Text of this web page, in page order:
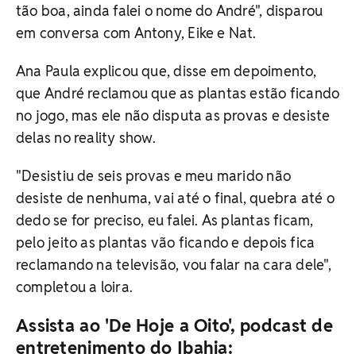
tão boa, ainda falei o nome do André", disparou
em conversa com Antony, Eike e Nat.
Ana Paula explicou que, disse em depoimento,
que André reclamou que as plantas estão ficando
no jogo, mas ele não disputa as provas e desiste
delas no reality show.
"Desistiu de seis provas e meu marido não
desiste de nenhuma, vai até o final, quebra até o
dedo se for preciso, eu falei. As plantas ficam,
pelo jeito as plantas vão ficando e depois fica
reclamando na televisão, vou falar na cara dele",
completou a loira.
Assista ao 'De Hoje a Oito', podcast de
entretenimento do Ibahia: